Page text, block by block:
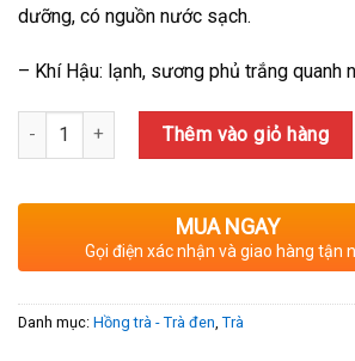
dưỡng, có nguồn nước sạch.
– Khí Hậu: lạnh, sương phủ trắng quanh
Số lượng Thêm vào giỏ hàng
MUA NGAY
Gọi điện xác nhận và giao hàng tận
Danh mục: Hồng trà - Trà đen Trà